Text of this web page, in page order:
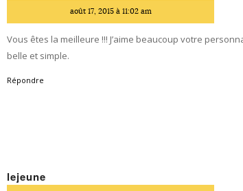
août 17, 2015 à 11:02 am
Vous êtes la meilleure !!! J’aime beaucoup votre
belle et simple.
Répondre
lejeune